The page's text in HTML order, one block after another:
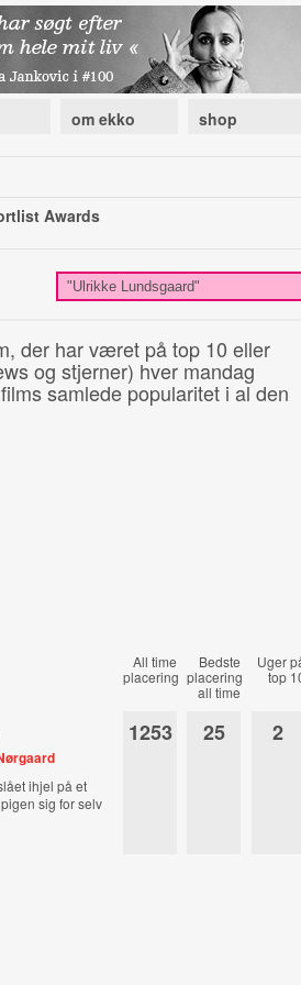
om ekko shop
Awards
der har været på top 10 eller
og stjerner) hver mandag
samlede popularitet i al den
All time
placering
Bedste
placering
all time
Uger
top
ihjel på et
sig for selv
1253 25 2